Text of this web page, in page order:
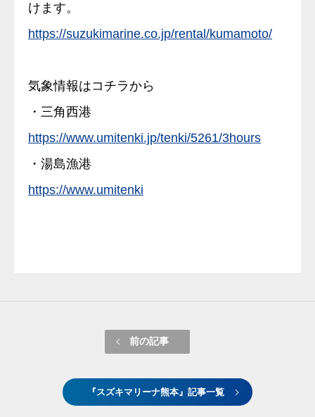
けます。
https://suzukimarine.co.jp/rental/kumamoto/
気象情報はコチラから
・三角西港
https://www.umitenki.jp/tenki/5261/3hours
・湯島漁港
https://www.umitenki
前の記事
『スズキマリーナ熊本』記事一覧